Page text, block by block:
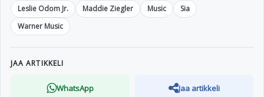
Leslie Odom Jr.
Maddie Ziegler Music
Sia
Warner Music
JAA ARTIKKELI
WhatsApp Jaa artikkeli